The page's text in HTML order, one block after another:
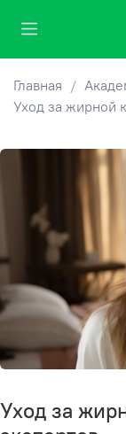
Главная
Уход за жирной
Уход за